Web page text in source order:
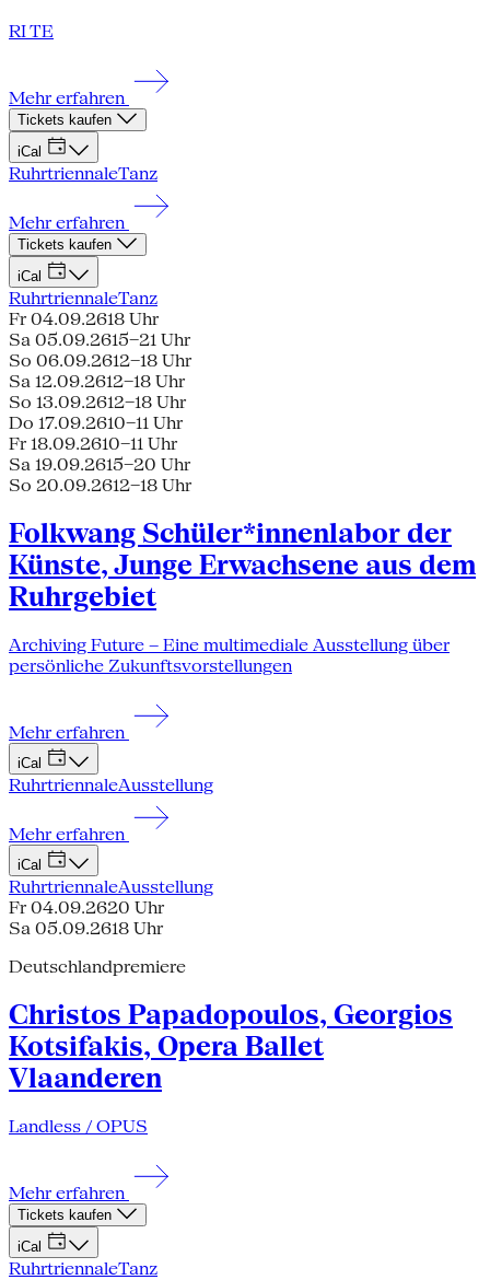
RI TE
Mehr erfahren
Tickets kaufen
iCal
RuhrtriennaleTanz
Mehr erfahren
Tickets kaufen
iCal
RuhrtriennaleTanz
Fr 04.09.2618 Uhr
Sa 05.09.2615–21 Uhr
So 06.09.2612–18 Uhr
Sa 12.09.2612–18 Uhr
So 13.09.2612–18 Uhr
Do 17.09.2610–11 Uhr
Fr 18.09.2610–11 Uhr
Sa 19.09.2615–20 Uhr
So 20.09.2612–18 Uhr
Folkwang Schüler*innenlabor der
Künste, Junge Erwachsene aus dem
Ruhrgebiet
Archiving Future – Eine multimediale Ausstellung über
persönliche Zukunftsvorstellungen
Mehr erfahren
iCal
RuhrtriennaleAusstellung
Mehr erfahren
iCal
RuhrtriennaleAusstellung
Fr 04.09.2620 Uhr
Sa 05.09.2618 Uhr
Deutschlandpremiere
Christos Papadopoulos, Georgios
Kotsifakis, Opera Ballet
Vlaanderen
Landless / OPUS
Mehr erfahren
Tickets kaufen
iCal
RuhrtriennaleTanz